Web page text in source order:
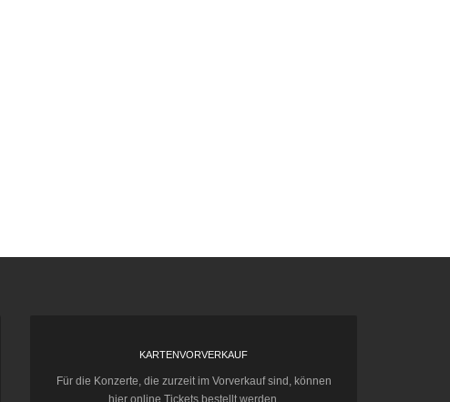
KARTENVORVERKAUF
Für die Konzerte, die zurzeit im Vorverkauf sind, können